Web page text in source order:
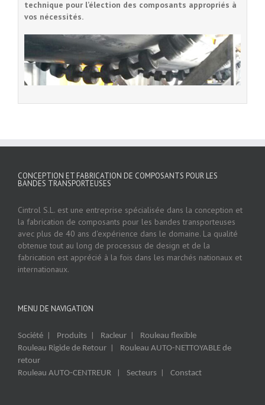
technique pour l’élection des composants appropriés à
vos nécessités.
CONCEPTION ET FABRICATION DE COMPOSANTS POUR LES
BANDES TRANSPORTEUSES
Cintrol S.L. est une entreprise spécialisée dans la conception et
la fabrication de composants pour les bandes transporteuses
avec plus de 40 ans d'expérience dans le domaine. La qualité
obtenue tout au long de processus de design et de la
fabrication est apprécié à la fois dans les marchés nationaux et
internationaux.
MENU DE NAVIGATION
Société | Produits | Racleur |
Rouleau flexible
Rouleau Rigide de Retour |
Rouleau AUTO-NETTOYABLE de
retour
Rouleau AUTO-CENTREUR
| Secteurs | Constact